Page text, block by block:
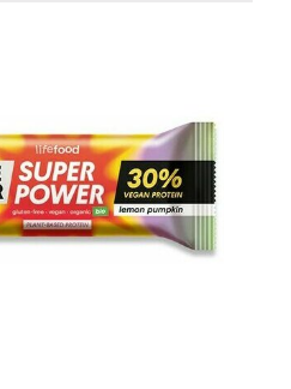
apport énergétique tout
entre énergie durable,
les journées actives, nos
l’anabolisme et
recherchent une
gluten